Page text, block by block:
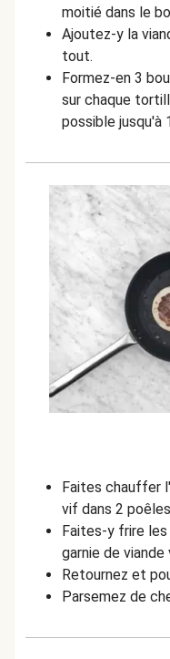
moitié dans le
Ajoutez-y la
tout.
Formez-en 3
sur chaque
possible jusqu'à
Faites chauffer
vif dans 2
Faites-y frire
garnie de viande
Retournez et
Parsemez de